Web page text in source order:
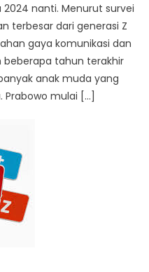
nanti. Menurut survei
terbesar dari generasi Z
gaya komunikasi dan
beberapa tahun terakhir
anak muda yang
mulai […]